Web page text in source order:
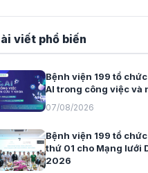
viết phổ biến
Bệnh viện 199 tổ
AI trong công việc và
07/08/2026
Bệnh viện 199 tổ
thứ 01 cho Mạng lưới
2026